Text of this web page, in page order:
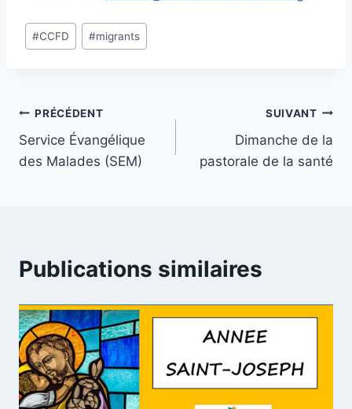
Étiquettes
de
#CCFD #migrants
Navigation
de
PRÉCÉDENT
Service Évangélique
des Malades (SEM)
SUIVANT
Dimanche de la
pastorale de la santé
Publications similaires